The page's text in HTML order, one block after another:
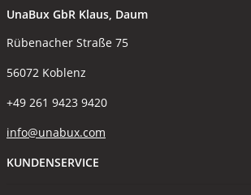
UnaBux GbR Klaus, Daum
Rübenacher Straße 75
56072 Koblenz
+49 261 9423 9420
info@unabux.com
KUNDENSERVICE